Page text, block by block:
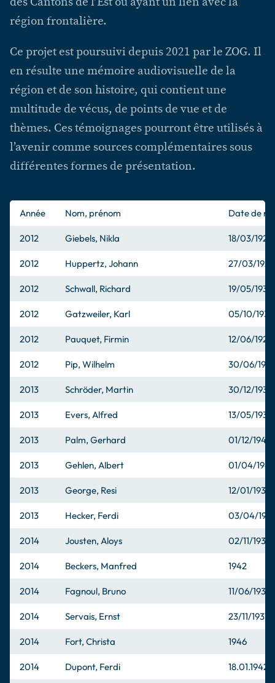
région frontalière.
Ce projet est poursuivi depuis 2021 par le ZOG. Il
en résulte une mémoire audiovisuelle de la
région et de son histoire, qui contient une
multitude de vécus, de points de vue et de
thèmes. Ces témoignages pourront être utilisés à
l’avenir comme sources complémentaires sous
différentes formes de présentation.
Année Nom, prénom Date de
2012 Giebels, Nikla 18/03/1921
2012 Huppertz, Johann 27/03/1924
2012 Schwall, Richard 19/05/1930
2012 Gatzweiler, Karl 05/10/1930
2012 Pauquet, Firmin 12/06/1928
2012 Pip, Wilhelm 30/06/1923
2013 Schröder, Martin 30/12/1934
2013 Evers, Alfred 13/05/1935
2013 Palm, Gerhard 01/12/1946
2013 Gehlen, Albert 01/04/
2013 George, Resi 12/01/1932
2013 Hecker, Ferdi 03/04/
2014 Jousten, Aloys 02/11/1937
2014 Beckers, Manfred 1942
2014 Fagnoul, Bruno 11/06/1936
2014 Servais, Ernst 23/11/1931
2014 Fort, Christa 1946
2014 Dupont, Ferdi 18.01.1942